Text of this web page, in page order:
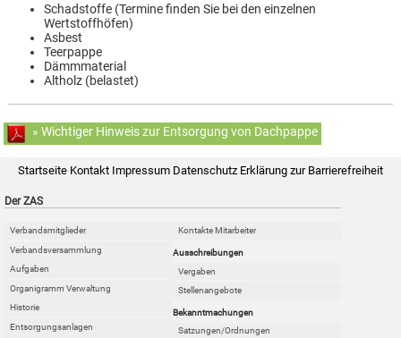
Schadstoffe (Termine finden Sie bei den einzelnen
Wertstoffhöfen)
Asbest
Teerpappe
Dämmmaterial
Altholz (belastet)
» Wichtiger Hinweis zur Entsorgung von Dachpappe
Startseite Kontakt Impressum Datenschutz Erklärung zur Barrierefreiheit
Der ZAS
Verbandsmitglieder
Verbandsversammlung
Aufgaben
Organigramm Verwaltung
Historie
Entsorgungsanlagen
Kontakte Mitarbeiter
Ausschreibungen
Vergaben
Stellenangebote
Bekanntmachungen
Satzungen/Ordnungen